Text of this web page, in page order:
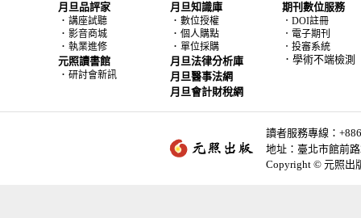
月旦品評家
． 講座試聽
． 影音商城
． 執業進修
元照讀書館
． 研討會新訊
月旦知識庫
． 數位授權
． 個人購點
． 單位採購
月旦法律分析庫
月旦醫事法網
月旦會計財稅網
期刊數位服務
．DOI註冊
．電子期刊
．投審系統
．學術不端檢測
讀者服務專線：
地址：臺北市館前
Copyright © 元照出